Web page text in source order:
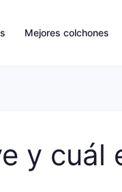
Mejores colchones
y cuál